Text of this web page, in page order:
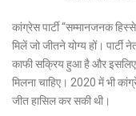
कांग्रेस पार्टी “सम्मानजनक
मिलें जो जीतने योग्य हों।
काफी सक्रिय हुआ है और
मिलना चाहिए। 2020 में भी
जीत हासिल कर सकी थी।